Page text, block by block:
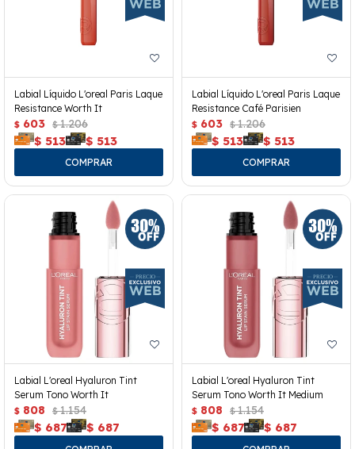
Labial Líquido L'oreal Paris Laque
Resistance Worth It
$ 603 $ 1.206
$ 513 $ 513
Labial Líquido L'oreal Paris Laque
Resistance Café Parisien
$ 603 $ 1.206
$ 513 $ 513
Labial L'oreal Hyaluron Tint
Serum Tono Worth It
$ 808 $ 1.154
$ 687 $ 687
Labial L'oreal Hyaluron Tint
Serum Tono Worth It Medium
$ 808 $ 1.154
$ 687 $ 687